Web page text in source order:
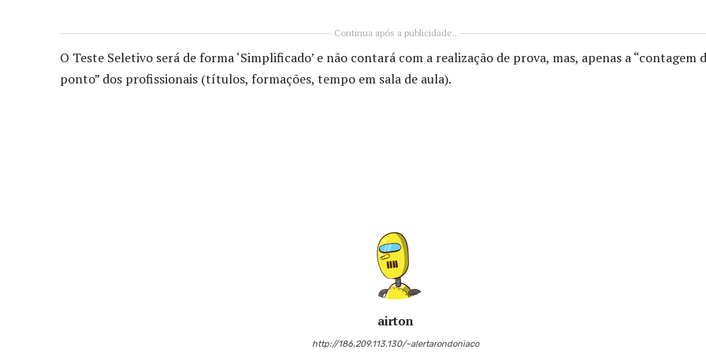
Continua após a publicidade..
O Teste Seletivo será de forma ‘Simplificado’ e não contará com a realização de prova, mas, apenas a “contagem
ponto” dos profissionais (títulos, formações, tempo em sala de aula).
airton
http://186.209.113.130/~alertarondoniaco